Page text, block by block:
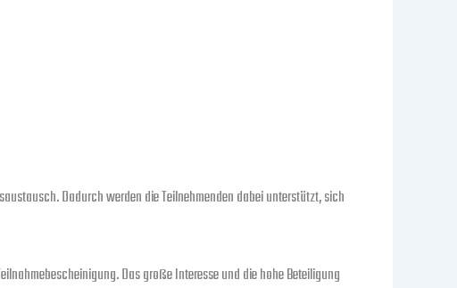
Dadurch werden die Teilnehmenden dabei unterstützt, sich
Das große Interesse und die hohe Beteiligung